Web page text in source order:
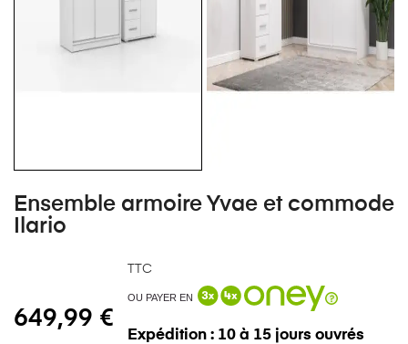
Ensemble armoire Yvae et commode
Ilario
649,99 €
TTC
OU PAYER EN
Expédition : 10 à 15 jours ouvrés